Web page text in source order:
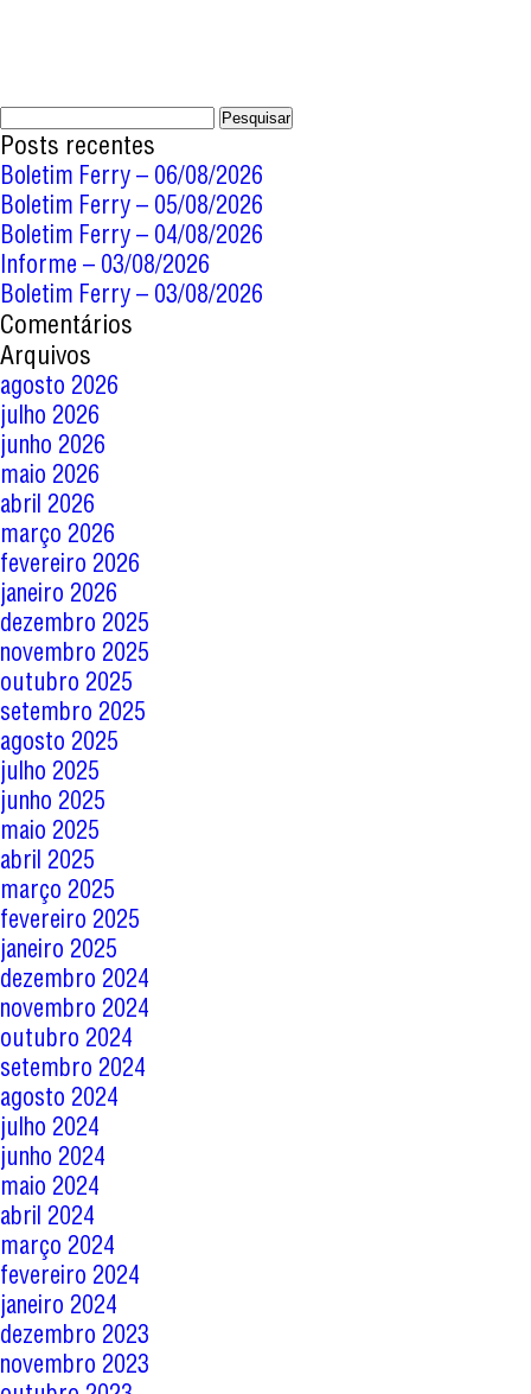
Pesquisar
por:
Posts recentes
Boletim Ferry – 06/08/2026
Boletim Ferry – 05/08/2026
Boletim Ferry – 04/08/2026
Informe – 03/08/2026
Boletim Ferry – 03/08/2026
Comentários
Arquivos
agosto 2026
julho 2026
junho 2026
maio 2026
abril 2026
março 2026
fevereiro 2026
janeiro 2026
dezembro 2025
novembro 2025
outubro 2025
setembro 2025
agosto 2025
julho 2025
junho 2025
maio 2025
abril 2025
março 2025
fevereiro 2025
janeiro 2025
dezembro 2024
novembro 2024
outubro 2024
setembro 2024
agosto 2024
julho 2024
junho 2024
maio 2024
abril 2024
março 2024
fevereiro 2024
janeiro 2024
dezembro 2023
novembro 2023